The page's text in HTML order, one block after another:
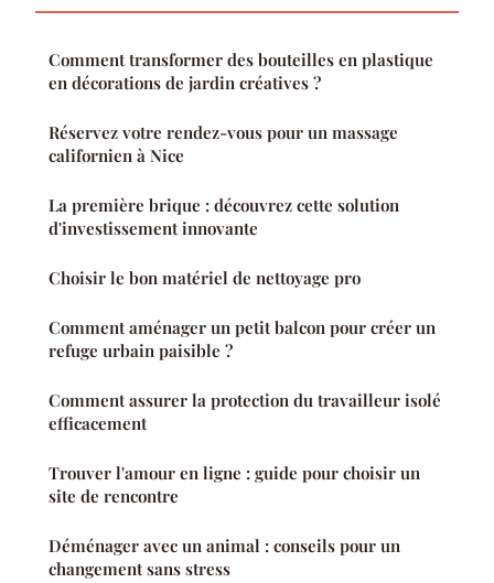
Comment transformer des bouteilles en plastique
en décorations de jardin créatives ?
Réservez votre rendez-vous pour un massage
californien à Nice
La première brique : découvrez cette solution
d'investissement innovante
Choisir le bon matériel de nettoyage pro
Comment aménager un petit balcon pour créer un
refuge urbain paisible ?
Comment assurer la protection du travailleur isolé
efficacement
Trouver l'amour en ligne : guide pour choisir un
site de rencontre
Déménager avec un animal : conseils pour un
changement sans stress